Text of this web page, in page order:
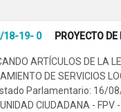
18-19- 0 PROYECTO DE
ARTÍCULOS DE LA
DE SERVICIOS
Parlamentario: 16/
CIUDADANA - FPV